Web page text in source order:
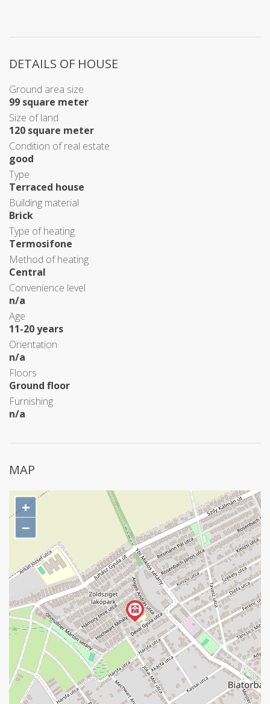
DETAILS OF HOUSE
Ground area size
99 square meter
Size of land
120 square meter
Condition of real estate
good
Type
Terraced house
Building material
Brick
Type of heating
Termosifone
Method of heating
Central
Convenience level
n/a
Age
11-20 years
Orientation
n/a
Floors
Ground floor
Furnishing
n/a
MAP
+
−